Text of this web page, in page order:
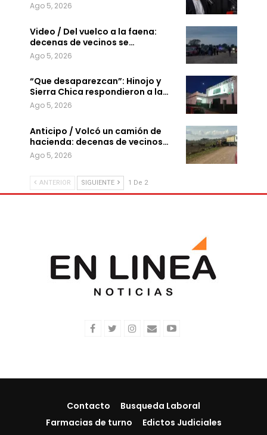
Ago 5, 2026
Video / Del vuelco a la faena:
decenas de vecinos se…
Ago 5, 2026
“Que desaparezcan”: Hinojo y
Sierra Chica respondieron a la…
Ago 5, 2026
Anticipo / Volcó un camión de
hacienda: decenas de vecinos…
Ago 5, 2026
ANTERIOR SIGUIENTE 1 De 2
Contacto
Busqueda Laboral
Farmacias de turno
Edictos Judiciales